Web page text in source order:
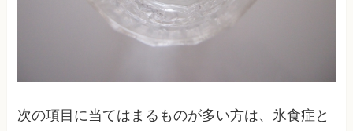
次の項目に当てはまるものが多い方は、氷食症と